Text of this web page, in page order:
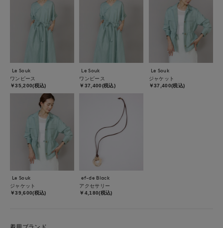
Le Souk
ワンピース
￥35,200(税込)
Le Souk
ワンピース
￥37,400(税込)
Le Souk
ジャケット
￥37,400(税込)
Le Souk
ジャケット
￥39,600(税込)
ef-de Black
アクセサリー
￥4,180(税込)